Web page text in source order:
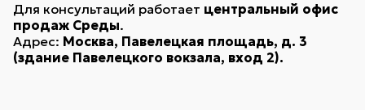
Для консультаций работает центральный офис
продаж Среды.
Адрес: Москва, Павелецкая площадь, д. 3
(здание Павелецкого вокзала, вход 2).